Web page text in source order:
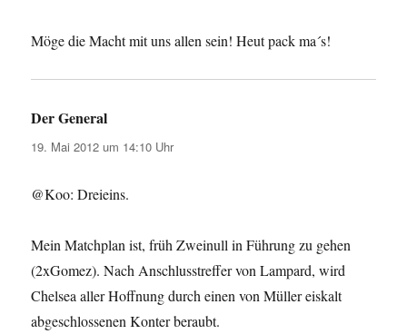
Möge die Macht mit uns allen sein! Heut pack ma´s!
Der General
19. Mai 2012 um 14:10 Uhr
@Koo: Dreieins.
Mein Matchplan ist, früh Zweinull in Führung zu gehen
(2xGomez). Nach Anschlusstreffer von Lampard, wird
Chelsea aller Hoffnung durch einen von Müller eiskalt
abgeschlossenen Konter beraubt.